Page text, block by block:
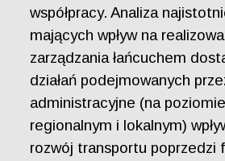
współpracy. Analiza
mających wpływ na
zarządzania łańcuchem
działań podejmowanych
administracyjne (na
regionalnym i lokalnym)
rozwój transportu poprzedzi